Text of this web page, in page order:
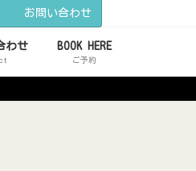
お問い合わせ
わせ BOOK HERE
ご予約